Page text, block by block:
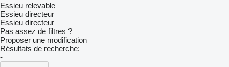
Essieu relevable
Essieu directeur
Essieu directeur
Pas assez de filtres ?
Proposer une modification
Résultats de recherche:
-